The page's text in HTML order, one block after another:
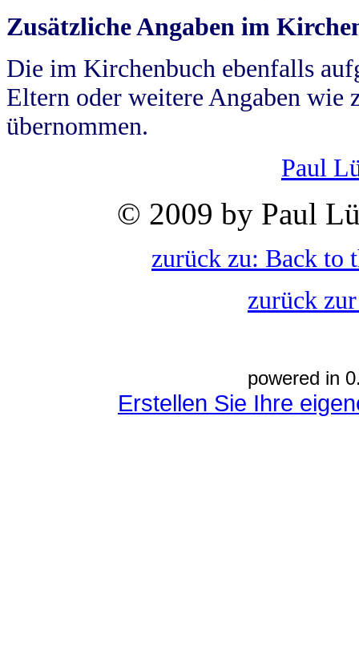
Zusätzliche Angaben im
Die im Kirchenbuch ebenfalls
Eltern oder weitere Angaben wie
übernommen.
Paul
© 2009 by Paul
zurück zu: Back to
zurück
powered in
Erstellen Sie Ihre